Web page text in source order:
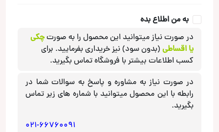
به من اطلاع بده
در صورت نیاز میتوانید این محصول را به صورتچکی
یا اقساطی (بدون سود) نیز خریداری بفرمایید. برای
کسب اطلاعات بیشتر با فروشگاه تماس بگیرید.
در صورت نیاز به مشاوره و پاسخ به سوالات شما در
رابطه با این محصول میتوانید با شماره های زیر تماس
بگیرید.
021-66760091